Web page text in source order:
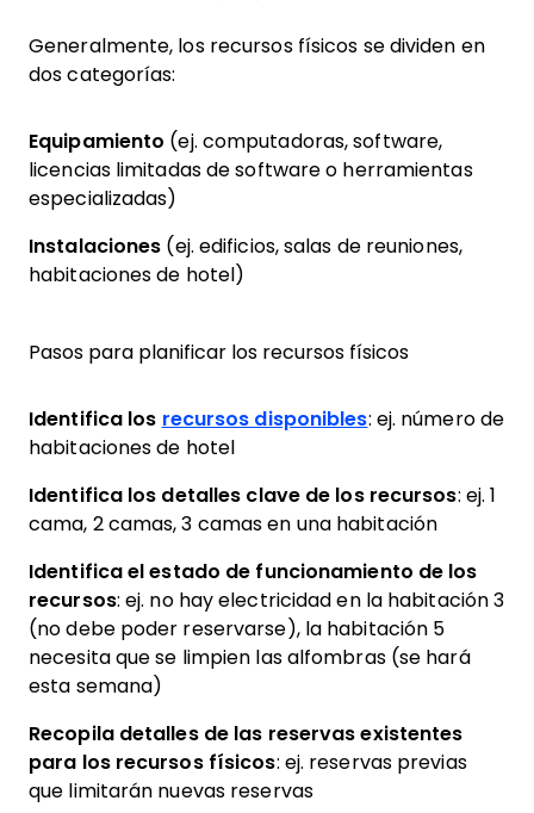
Generalmente, los recursos físicos se dividen en
dos categorías:
Equipamiento (ej. computadoras, software,
licencias limitadas de software o herramientas
especializadas)
Instalaciones (ej. edificios, salas de reuniones,
habitaciones de hotel)
Pasos para planificar los recursos físicos
Identifica los recursos disponibles: ej. número de
habitaciones de hotel
Identifica los detalles clave de los recursos: ej. 1
cama, 2 camas, 3 camas en una habitación
Identifica el estado de funcionamiento de los
recursos: ej. no hay electricidad en la habitación 3
(no debe poder reservarse), la habitación 5
necesita que se limpien las alfombras (se hará
esta semana)
Recopila detalles de las reservas existentes
para los recursos físicos: ej. reservas previas
que limitarán nuevas reservas